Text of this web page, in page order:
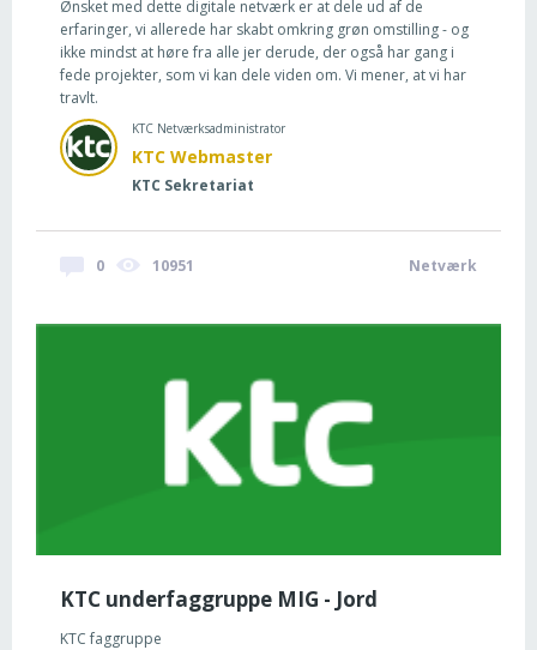
Ønsket med dette digitale netværk er at dele ud af de
erfaringer, vi allerede har skabt omkring grøn omstilling - og
ikke mindst at høre fra alle jer derude, der også har gang i
fede projekter, som vi kan dele viden om. Vi mener, at vi har
travlt.
KTC Netværksadministrator
KTC Webmaster
KTC Sekretariat
0 10951 Netværk
KTC underfaggruppe MIG - Jord
KTC faggruppe